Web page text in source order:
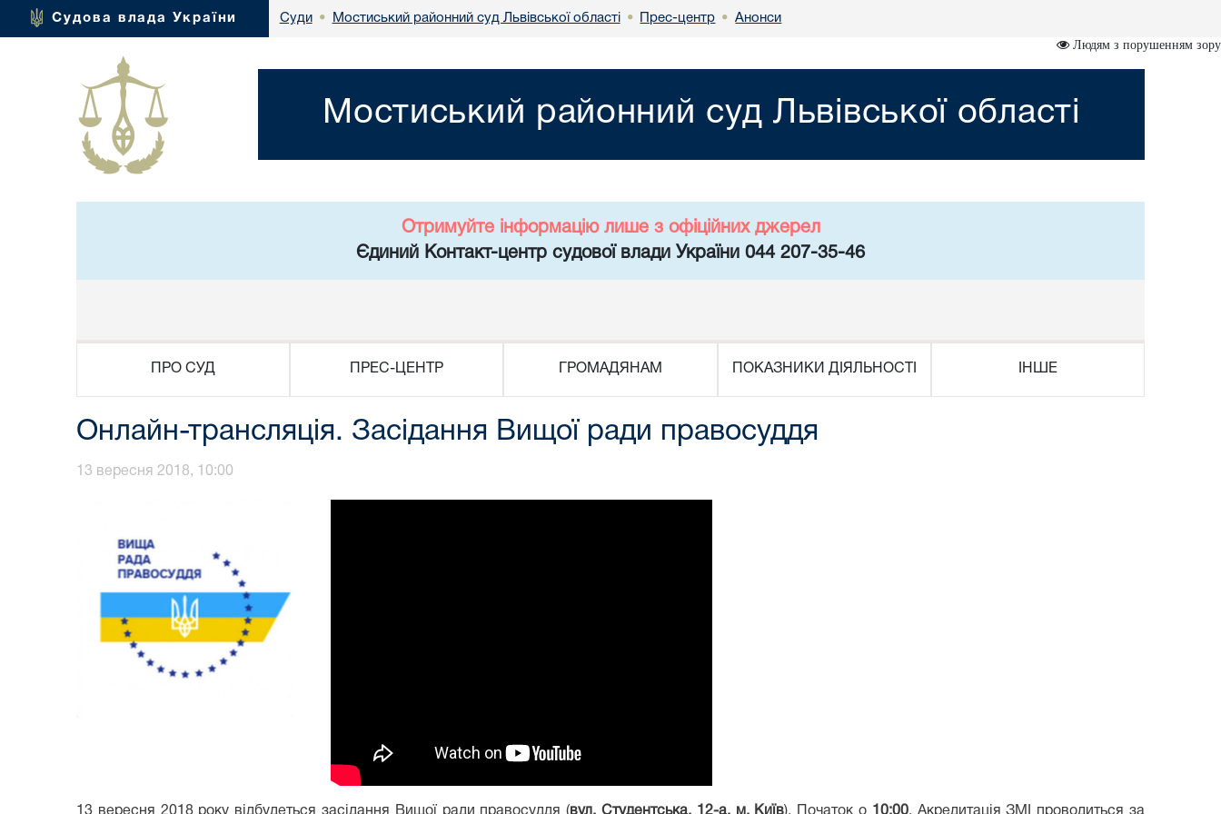
Судова влада України Суди • Мостиський районний суд Львівської області • Прес-центр • Анонси
Людям з порушенням зору
Мостиський районний суд Львівської області
Отримуйте інформацію лише з офіційних джерел
Єдиний Контакт-центр судової влади України 044 207-35-46
ПРО СУД ПРЕС-ЦЕНТР ГРОМАДЯНАМ ПОКАЗНИКИ ДІЯЛЬНОСТІ ІНШЕ
Онлайн-трансляція. Засідання Вищої ради правосуддя
13 вересня 2018, 10:00
13 вересня 2018 року відбудеться засідання Вищої ради правосуддя (вул. Студентська, 12-а, м. Київ). Початок о 10:00. Акредитація ЗМІ проводиться за